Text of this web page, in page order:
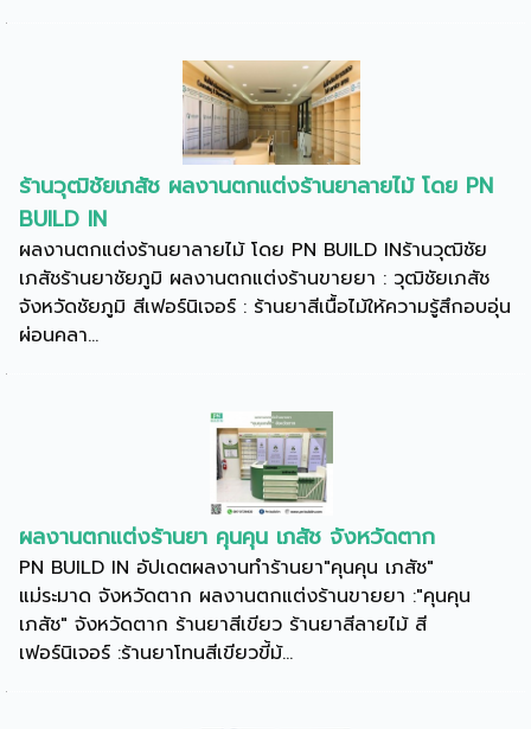
ร้านวุฒิชัยเภสัช ผลงานตกแต่งร้านยาลายไม้ โดย PN
BUILD IN
ผลงานตกแต่งร้านยาลายไม้ โดย PN BUILD INร้านวุฒิชัย
เภสัชร้านยาชัยภูมิ ผลงานตกแต่งร้านขายยา : วุฒิชัยเภสัช
จังหวัดชัยภูมิ สีเฟอร์นิเจอร์ : ร้านยาสีเนื้อไม้ให้ความรู้สึกอบอุ่น
ผ่อนคลา...
ผลงานตกแต่งร้านยา คุนคุน เภสัช จังหวัดตาก
PN BUILD IN อัปเดตผลงานทำร้านยา"คุนคุน เภสัช"
แม่ระมาด จังหวัดตาก ผลงานตกแต่งร้านขายยา :"คุนคุน
เภสัช" จังหวัดตาก ร้านยาสีเขียว ร้านยาสีลายไม้ สี
เฟอร์นิเจอร์ :ร้านยาโทนสีเขียวขี้ม้...